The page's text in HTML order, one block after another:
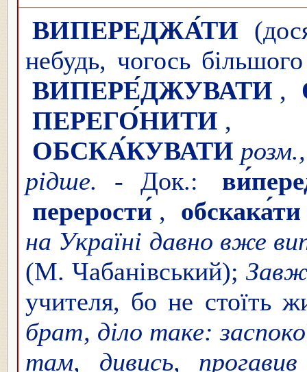
ВИПЕРЕДЖА́ТИ
небудь, чогось
ВИПЕРЕ́ДЖУВАТИ ,
ПЕРЕГО́НИТИ
ОБСКА́КУВАТИ
рідше. - Док.:
перерости́ ,
обскака́ти
на Україні давно вже
(М. Чабанівський);
учителя, бо не стоїть
брат, діло таке:
там, дивись,